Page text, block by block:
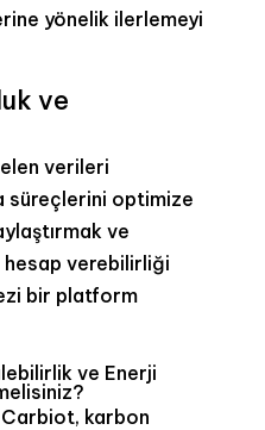
yönelik ilerlemeyi
ve
verileri
süreçlerini optimize
ve
hesap verebilirliği
bir platform
ve Enerji
Carbiot, karbon